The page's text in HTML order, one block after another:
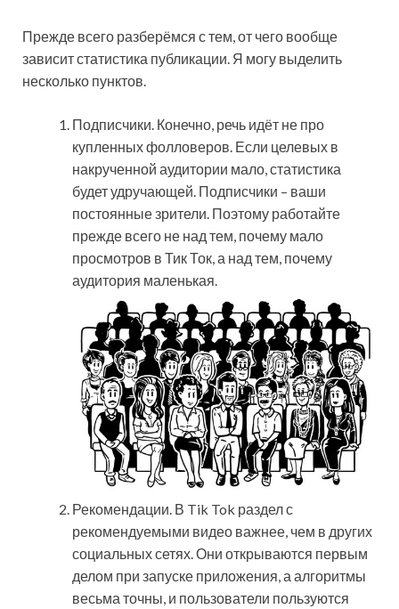
Прежде всего разберёмся с тем, от чего вообще
зависит статистика публикации. Я могу выделить
несколько пунктов.
Подписчики. Конечно, речь идёт не про
купленных фолловеров. Если целевых в
накрученной аудитории мало, статистика
будет удручающей. Подписчики – ваши
постоянные зрители. Поэтому работайте
прежде всего не над тем, почему мало
просмотров в Тик Ток, а над тем, почему
аудитория маленькая.
Рекомендации. В Tik Tok раздел с
рекомендуемыми видео важнее, чем в других
социальных сетях. Они открываются первым
делом при запуске приложения, а алгоритмы
весьма точны, и пользователи пользуются